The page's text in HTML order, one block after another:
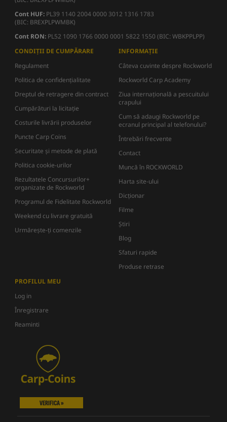
Cont HUF: PL39 1140 2004 0000 3012 1316 1783
(BIC: BREXPLPWMBK)
Cont RON: PL52 1090 1766 0000 0001 5822 1550 (BIC: WBKPPLPP)
CONDIȚII DE CUMPĂRARE
Regulament
Politica de confidențialitate
Dreptul de retragere din contract
Cumpărături la licitație
Costurile livrării produselor
Puncte Carp Coins
Securitate și metode de plată
Politica cookie-urilor
Rezultatele Concursurilor+
organizate de Rockworld
Programul de Fidelitate Rockworld
Weekend cu livrare gratuită
Urmărește-ți comenzile
INFORMAȚIE
Câteva cuvinte despre Rockworld
Rockworld Carp Academy
Ziua internațională a pescuitului
crapului
Cum să adaugi Rockworld pe
ecranul principal al telefonului?
Întrebări frecvente
Contact
Muncă în ROCKWORLD
Harta site-ului
Dicţionar
Filme
Știri
Blog
Sfaturi rapide
Produse retrase
PROFILUL MEU
Log in
Înregistrare
Reaminti
VERIFICA »